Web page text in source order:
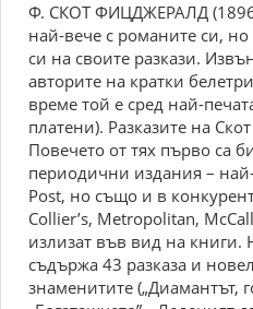
Ф. СКОТ ФИЦДЖЕРАЛД (1896
най-вече с романите си,
си на своите разкази.
авторите на кратки
време той е сред най-
платени). Разказите на
Повечето от тях първо са
периодични издания –
Post, но също и в
Collier’s, Metropolitan,
излизат във вид на книги.
съдържа 43 разказа и
знаменитите („Диаман­тът,